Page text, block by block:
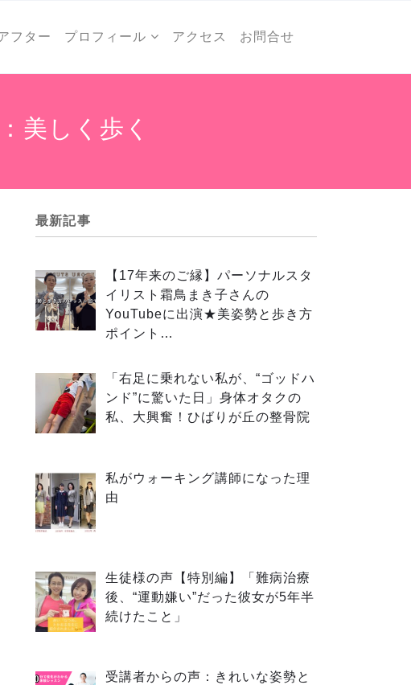
フター プロフィール アクセス お問合せ
美しく歩く
最新記事
【17年来のご縁】パーソナルスタ
イリスト霜鳥まき子さんの
YouTubeに出演★美姿勢と歩き方
ポイント…
「右足に乗れない私が、“ゴッドハ
ンド”に驚いた日」身体オタクの
私、大興奮！ひばりが丘の整骨院
私がウォーキング講師になった理
由
生徒様の声【特別編】「難病治療
後、“運動嫌い”だった彼女が5年半
続けたこと」
受講者からの声：きれいな姿勢と